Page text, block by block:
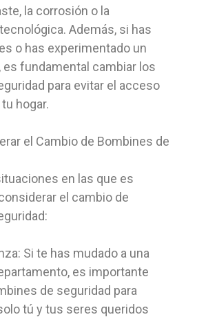
la corrosión o la
Además, si has
o has experimentado un
es fundamental cambiar los
para evitar el acceso
hogar.
el Cambio de Bombines de
en las que es
el cambio de
Si te has mudado a una
es importante
de seguridad para
tú y tus seres queridos